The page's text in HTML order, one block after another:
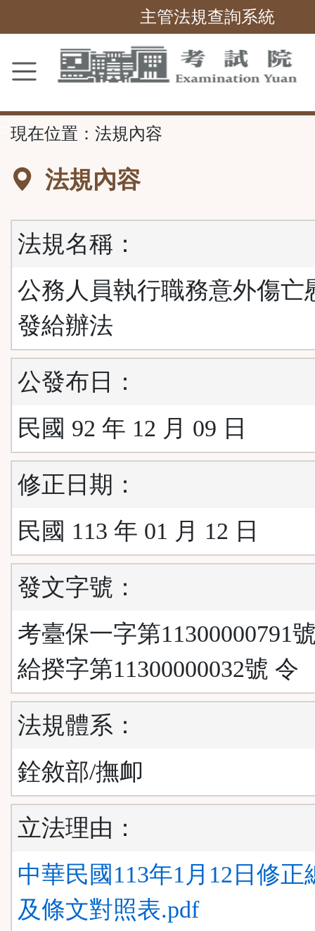
內
容
主管法規查詢系統
現在位置： 法規內容
法規內容
法規名稱：
公務人員執行職務意外傷亡
發給辦法
公發布日：
民國 92 年 12 月 09 日
修正日期：
民國 113 年 01 月 12 日
發文字號：
考臺保一字第11300000791
給揆字第11300000032號 令
法規體系：
銓敘部/撫卹
立法理由：
中華民國113年1月12日修正
及條文對照表.pdf